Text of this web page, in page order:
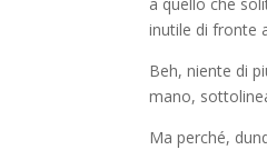
inutile di fronte
Beh, niente di
mano,
Ma perché,